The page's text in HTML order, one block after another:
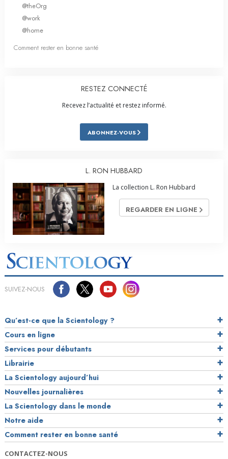
@theOrg
@work
@home
Comment rester en bonne santé
RESTEZ CONNECTÉ
Recevez l’actualité et restez informé.
ABONNEZ-VOUS
L. RON HUBBARD
La collection L. Ron Hubbard
REGARDER EN LIGNE
SUIVEZ-NOUS
Qu’est-ce que la Scientology ?
Cours en ligne
Services pour débutants
Librairie
La Scientology aujourd’hui
Nouvelles journalières
La Scientology dans le monde
Notre aide
Comment rester en bonne santé
CONTACTEZ-NOUS